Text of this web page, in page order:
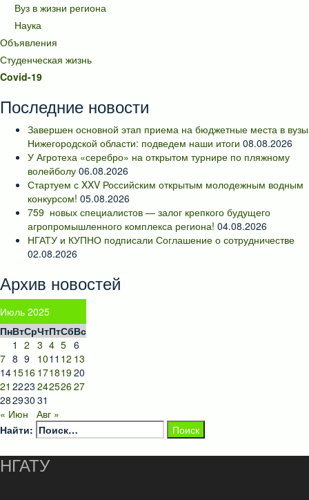
Вуз в жизни региона
Наука
Объявления
Студенческая жизнь
Covid-19
Последние новости
Завершен основной этап приема на бюджетные места в вузы
Нижегородской области: подведем наши итоги 08.08.2026
У Агротеха «серебро» на открытом турнире по пляжному
волейболу 06.08.2026
Стартуем с XXV Российским открытым молодежным водным
конкурсом! 05.08.2026
759 новых специалистов — залог крепкого будущего
агропромышленного комплекса региона! 04.08.2026
НГАТУ и КУПНО подписали Соглашение о сотрудничестве
02.08.2026
Архив новостей
Июль 2025
ПнВтСрЧтПтСбВс
1 2 3 4 5 6
7 8 9 1011 12 13
141516 17181920
21 2223 24252627
282930 31
« Июн
Авг »
Найти:
НГАТУ